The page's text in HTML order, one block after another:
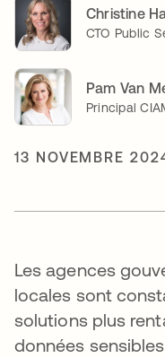
Christine
CTO Public
Pam Van
Principal
13 NOVEMBRE
Les agences
locales sont
solutions plus
données